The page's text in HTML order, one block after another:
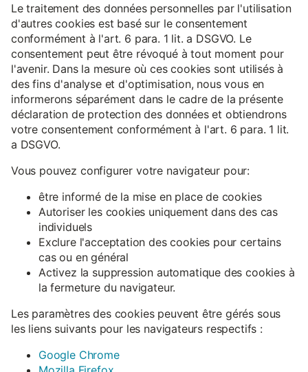
Le traitement des données personnelles par l'utilisation
d'autres cookies est basé sur le consentement
conformément à l'art. 6 para. 1 lit. a DSGVO. Le
consentement peut être révoqué à tout moment pour
l'avenir. Dans la mesure où ces cookies sont utilisés à
des fins d'analyse et d'optimisation, nous vous en
informerons séparément dans le cadre de la présente
déclaration de protection des données et obtiendrons
votre consentement conformément à l'art. 6 para. 1 lit.
a DSGVO.
Vous pouvez configurer votre navigateur pour:
être informé de la mise en place de cookies
Autoriser les cookies uniquement dans des cas
individuels
Exclure l'acceptation des cookies pour certains
cas ou en général
Activez la suppression automatique des cookies à
la fermeture du navigateur.
Les paramètres des cookies peuvent être gérés sous
les liens suivants pour les navigateurs respectifs :
Google Chrome